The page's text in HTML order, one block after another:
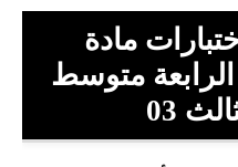
السنة الرابعة ابتدائي
السنة الخامسة ابتدائي
شهادة التعليم الابتدائي
مادة
الرابعة متوسط
03